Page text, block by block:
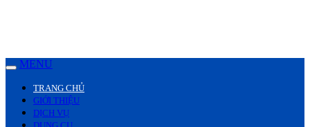
MENU
TRANG CHỦ
GIỚI THIỆU
DỊCH VỤ